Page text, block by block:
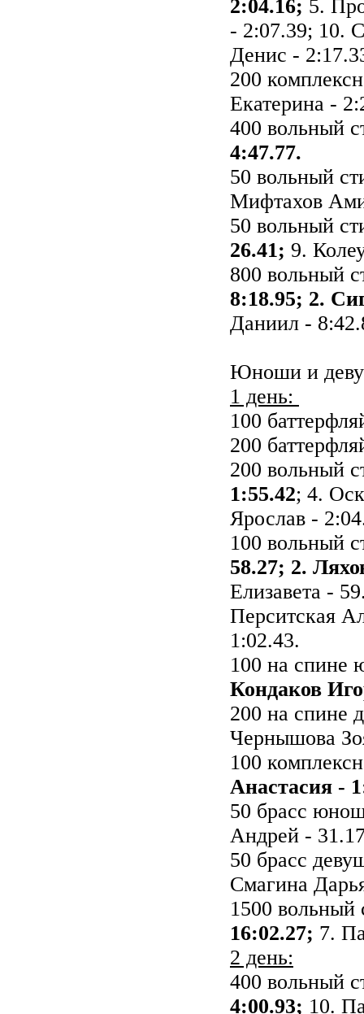
2:04.16; 5.
- 2:07.39; 10.
Денис -
200
Екатерина -
400 вольный
4:47.77.
50 вольный
Мифтахов
50 вольный
26.41; 9.
800 вольный
8:18.95; 2.
Даниил -
Юноши и
1 день:
100
200
200 вольный
1:55.42; 4.
Ярослав -
100 вольный
58.27; 2.
Елизавета -
Перситская
1:02.43.
100 на
Кондаков
200 на спине
Чернышова
100
Анастасия -
50 брасс
Андрей -
50 брасс
Смагина
1500
16:02.27; 7.
2 день:
400 вольный
4:00.93; 10.